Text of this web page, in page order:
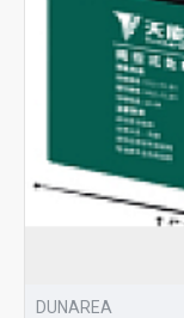
DUNAREA